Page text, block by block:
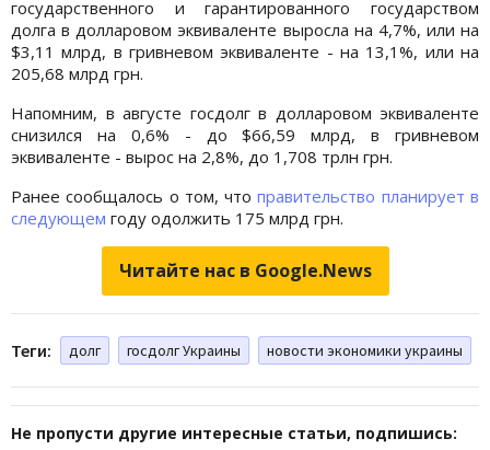
государственного и гарантированного государством
долга в долларовом эквиваленте выросла на 4,7%, или на
$3,11 млрд, в гривневом эквиваленте - на 13,1%, или на
205,68 млрд грн.
Напомним, в августе госдолг в долларовом эквиваленте
снизился на 0,6% - до $66,59 млрд, в гривневом
эквиваленте - вырос на 2,8%, до 1,708 трлн грн.
Ранее сообщалось о том, чтоправительство планирует в
следующем году одолжить 175 млрд грн.
Читайте нас в Google.News
Теги: долг госдолг Украины новости экономики украины
Не пропусти другие интересные статьи, подпишись: